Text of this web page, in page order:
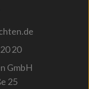
20
GmbH
25